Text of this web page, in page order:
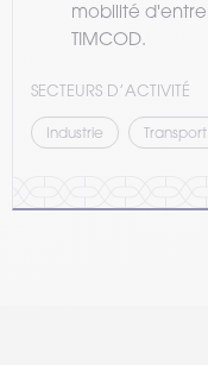
mobilité
TIMCOD.
SECTEURS D’ACTIVITÉ
Industrie